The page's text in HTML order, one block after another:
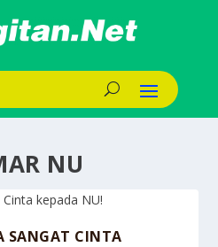
NU
SANGAT CINTA